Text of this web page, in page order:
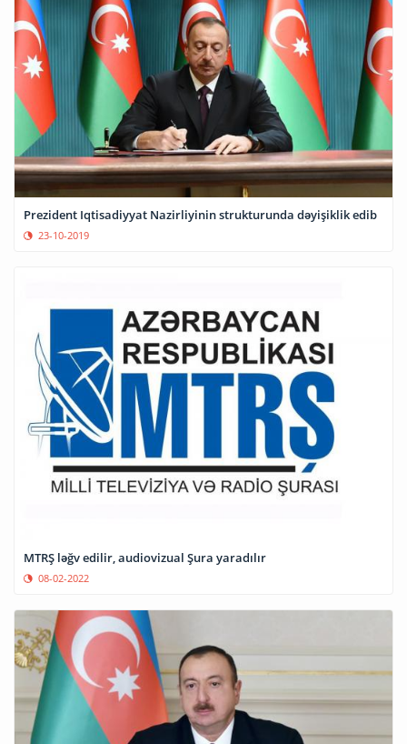
Prezident Iqtisadiyyat Nazirliyinin strukturunda dəyişiklik edib
23-10-2019
MTRŞ ləğv edilir, audiovizual Şura yaradılır
08-02-2022